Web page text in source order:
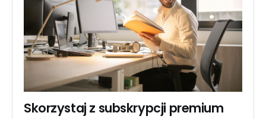
Skorzystaj z subskrypcji premium